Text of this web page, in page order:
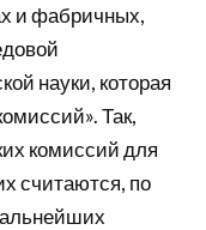
и фабричных,
науки, которая
Так,
комиссий для
считаются, по